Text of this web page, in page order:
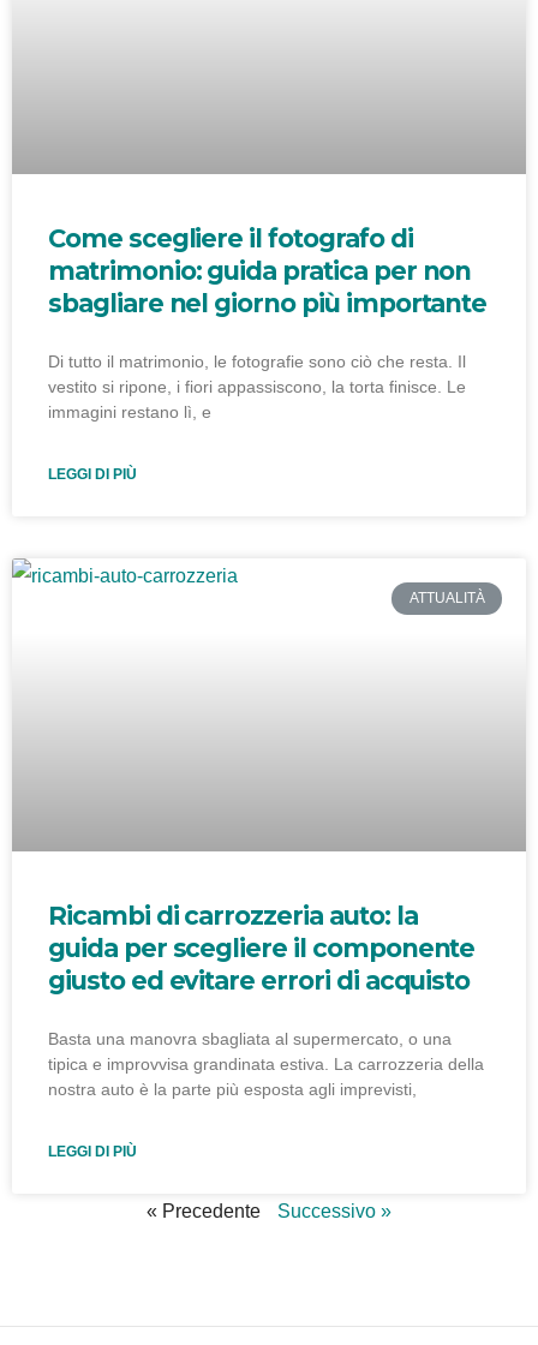
Come scegliere il fotografo di
matrimonio: guida pratica per non
sbagliare nel giorno più importante
Di tutto il matrimonio, le fotografie sono ciò che resta. Il
vestito si ripone, i fiori appassiscono, la torta finisce. Le
immagini restano lì, e
LEGGI DI PIÙ
ATTUALITÀ
Ricambi di carrozzeria auto: la
guida per scegliere il componente
giusto ed evitare errori di acquisto
Basta una manovra sbagliata al supermercato, o una
tipica e improvvisa grandinata estiva. La carrozzeria della
nostra auto è la parte più esposta agli imprevisti,
LEGGI DI PIÙ
« Precedente Successivo »